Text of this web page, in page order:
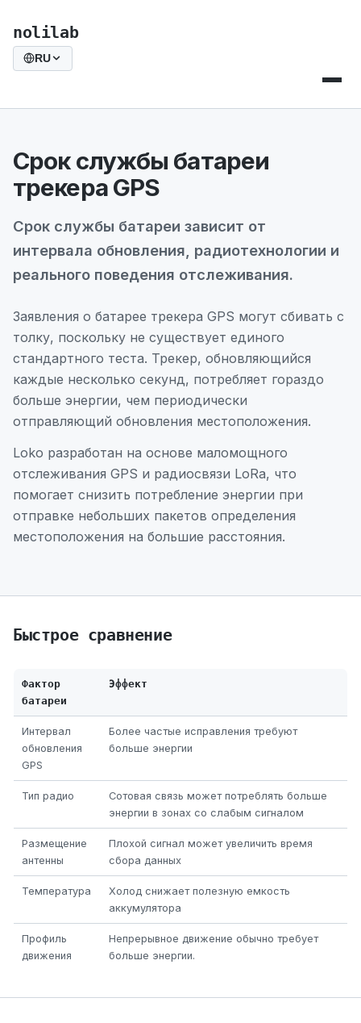
nolilab
RU
Срок службы батареи
трекера GPS
Срок службы батареи зависит от
интервала обновления, радиотехнологии и
реального поведения отслеживания.
Заявления о батарее трекера GPS могут сбивать с
толку, поскольку не существует единого
стандартного теста. Трекер, обновляющийся
каждые несколько секунд, потребляет гораздо
больше энергии, чем периодически
отправляющий обновления местоположения.
Loko разработан на основе маломощного
отслеживания GPS и радиосвязи LoRa, что
помогает снизить потребление энергии при
отправке небольших пакетов определения
местоположения на большие расстояния.
Быстрое сравнение
Фактор
батареи
Эффект
Интервал
обновления
GPS
Более частые исправления требуют
больше энергии
Тип радио
Сотовая связь может потреблять больше
энергии в зонах со слабым сигналом
Размещение
антенны
Плохой сигнал может увеличить время
сбора данных
Температура
Холод снижает полезную емкость
аккумулятора
Профиль
движения
Непрерывное движение обычно требует
больше энергии.